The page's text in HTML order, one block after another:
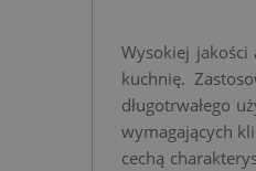
Wysokiej jakości
kuchnię.
długotrwałego
wymagających
cechą